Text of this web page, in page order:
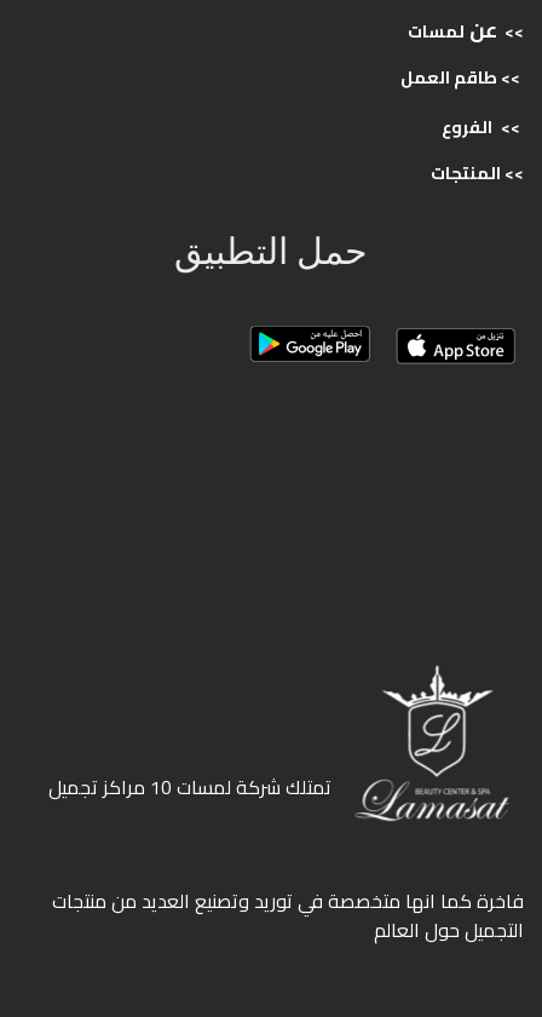
>> عن لمسات
>> طاقمالعمل
>> الفروع
>>المنتجات
حمل التطبيق
ﺗﻤﺘﻠﻚ ﺷﺮﻛﺔ ﻟﻤﺴﺎت 10 ﻣﺮاﻛﺰ ﺗﺠﻤﻴﻞ
ﻓﺎﺧﺮة كما انها ﻣﺘﺨﺼﺼﺔ ﻓﻲ ﺗﻮرﻳﺪ وﺗﺼﻨﻴﻊ اﻟﻌﺪﻳﺪ ﻣﻦ ﻣﻨﺘﺠﺎت
اﻟﺘﺠﻤﻴﻞ ﺣﻮل اﻟﻌﺎﻟﻢ